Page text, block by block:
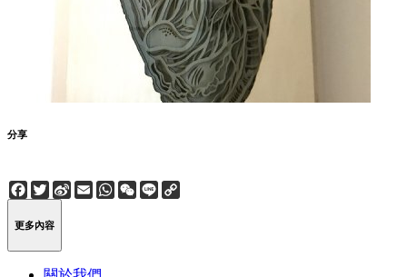
分享
Facebook
Twitter
Sina
Weibo
EmailWhatsApp
WeChat
Line
更多內容